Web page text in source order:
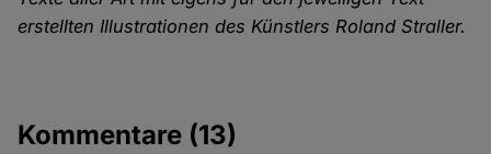
erstellten Illustrationen des Künstlers Roland Straller.
Kommentare (13)